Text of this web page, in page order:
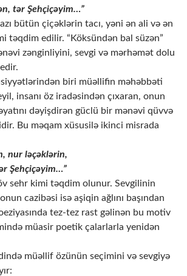
tər Şehçiçəyim…”
bütün çiçəklərin tacı, yəni ən ali və ən
təqdim edilir. “Köksündən bal süzən”
zənginliyini, sevgi və mərhəmət dolu
biri müəllifin məhəbbəti
insanı öz iradəsindən çıxaran, onun
dəyişdirən güclü bir mənəvi qüvvə
Bu məqam xüsusilə ikinci misrada
nur ləçəklərin,
Şehçiçəyim…”
sehr kimi təqdim olunur. Sevgilinin
cazibəsi isə aşiqin ağlını başından
tez-tez rast gəlinən bu motiv
müasir poetik çalarlarla yenidən
müəllif özünün seçimini və sevgiyə